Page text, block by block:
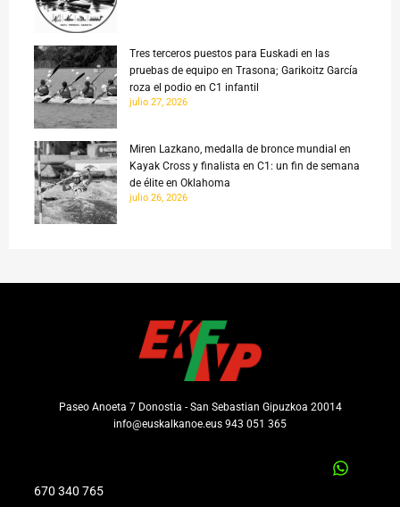
Tres terceros puestos para Euskadi en las
pruebas de equipo en Trasona; Garikoitz García
roza el podio en C1 infantil
julio 27, 2026
Miren Lazkano, medalla de bronce mundial en
Kayak Cross y finalista en C1: un fin de semana
de élite en Oklahoma
julio 26, 2026
Paseo Anoeta 7 Donostia - San Sebastian Gipuzkoa 20014
info@euskalkanoe.eus 943 051 365
670 340 765